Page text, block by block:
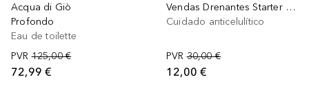
Acqua di Giò
Profondo
Eau de toilette
PVR 125,00 €
72,99 €
Vendas Drenantes Starter Pack
Cuidado anticelulítico
PVR 30,00 €
12,00 €